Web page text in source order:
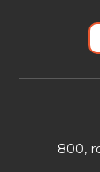
800,